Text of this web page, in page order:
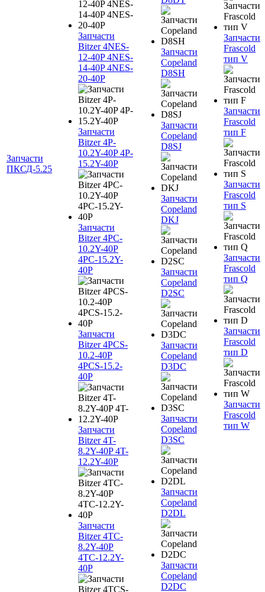
Запчасти
ПКСД-5.25
Запчасти
Bitzer 4NES-
12-40P 4NES-
14-40P 4NES-
20-40P
Запчасти
Bitzer 4P-
10.2Y-40P 4P-
15.2Y-40P
Запчасти
Bitzer 4PC-
10.2Y-40P
4PC-15.2Y-
40P
Запчасти
Bitzer 4PCS-
10.2-40P
4PCS-15.2-
40P
Запчасти
Bitzer 4T-
8.2Y-40P 4T-
12.2Y-40P
Запчасти
Bitzer 4TC-
8.2Y-40P
4TC-12.2Y-
40P
Запчасти
Copeland
D8SH
Запчасти
Copeland
D8SJ
Запчасти
Copeland
DKJ
Запчасти
Copeland
D2SC
Запчасти
Copeland
D3DC
Запчасти
Copeland
D3SC
Запчасти
Copeland
D2DL
Запчасти
Copeland
D2DC
Запчасти
Frascold
тип V
Запчасти
Frascold
тип F
Запчасти
Frascold
тип S
Запчасти
Frascold
тип Q
Запчасти
Frascold
тип D
Запчасти
Frascold
тип W